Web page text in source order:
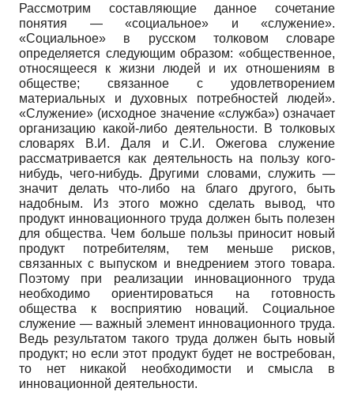
Рассмотрим составляющие данное сочетание
понятия — «социальное» и «служение».
«Социальное» в русском толковом словаре
определяется следующим образом: «общественное,
относящееся к жизни людей и их отношениям в
обществе; связанное с удовлетворением
материальных и духовных потребностей людей».
«Служение» (исходное значение «служба») означает
организацию какой-либо деятельности. В толковых
словарях В.И. Даля и С.И. Ожегова служение
рассматривается как деятельность на пользу кого-
нибудь, чего-нибудь. Другими словами, служить —
значит делать что-либо на благо другого, быть
надобным. Из этого можно сделать вывод, что
продукт инновационного труда должен быть полезен
для общества. Чем больше пользы приносит новый
продукт потребителям, тем меньше рисков,
связанных с выпуском и внедрением этого товара.
Поэтому при реализации инновационного труда
необходимо ориентироваться на готовность
общества к восприятию новаций. Социальное
служение — важный элемент инновационного труда.
Ведь результатом такого труда должен быть новый
продукт; но если этот продукт будет не востребован,
то нет никакой необходимости и смысла в
инновационной деятельности.